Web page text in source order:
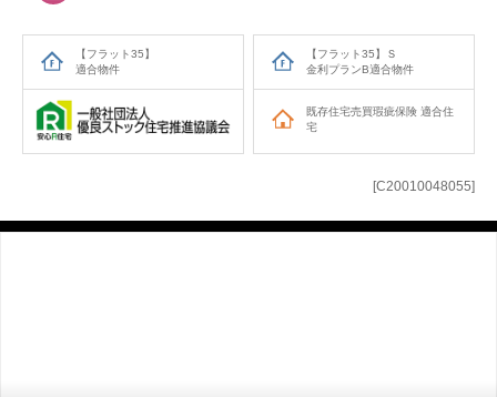
既存住宅売買瑕疵保険 適合住
宅
【フラット35】
適合物件
【フラット35】Ｓ
金利プランB適合物件
[C20010048055]